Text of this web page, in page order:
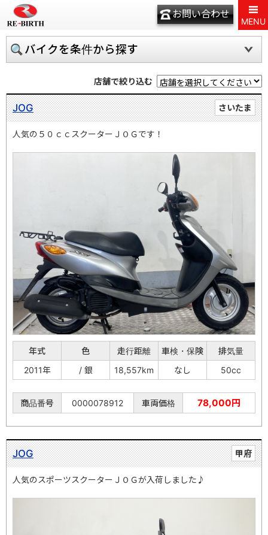
お問い合わせ
MENU
バイクを条件から探す
店舗で絞り込む
さいたま
JOG
人気の５０ｃｃスクーターＪＯＧです！
年式 色 走行距離 車検・保険
排気量
2011年
/ 銀 18,557km なし 50cc
商品番号 0000078912 車両価格 78,000円
甲府
JOG
人気のスポーツスクーターＪＯＧが入荷しました♪